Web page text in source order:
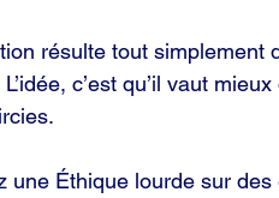
résulte tout simplement
c’est qu’il vaut
une Éthique lourde sur